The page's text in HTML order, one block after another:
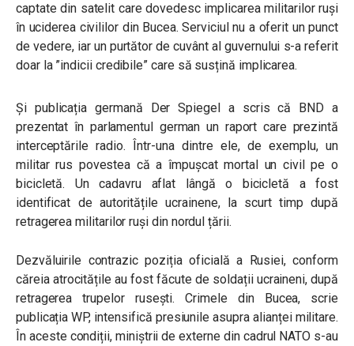
captate din satelit care dovedesc implicarea militarilor ruși
în uciderea civililor din Bucea. Serviciul nu a oferit un punct
de vedere, iar un purtător de cuvânt al guvernului s-a referit
doar la ”indicii credibile” care să susțină implicarea.
Și publicația germană Der Spiegel a scris că BND a
prezentat în parlamentul german un raport care prezintă
interceptările radio. Într-una dintre ele, de exemplu, un
militar rus povestea că a împușcat mortal un civil pe o
bicicletă. Un cadavru aflat lângă o bicicletă a fost
identificat de autoritățile ucrainene, la scurt timp după
retragerea militarilor ruși din nordul țării.
Dezvăluirile contrazic poziția oficială a Rusiei, conform
căreia atrocitățile au fost făcute de soldații ucraineni, după
retragerea trupelor rusești. Crimele din Bucea, scrie
publicația WP, intensifică presiunile asupra alianței militare.
În aceste condiții, miniștrii de externe din cadrul NATO s-au